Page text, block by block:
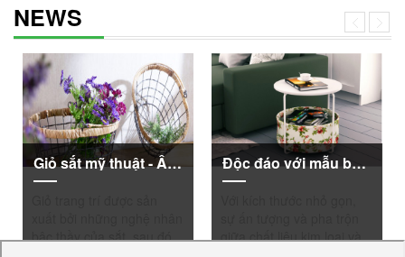
NEWS
Giỏ sắt mỹ thuật - Ấn tượng từ cái nhìn đầu tiên
bậc thầy của sắt, sau đó
Độc đáo với mẫu bàn sofa sắt mỹ nghệ mới lạ
giữa chất liệu kim loại và